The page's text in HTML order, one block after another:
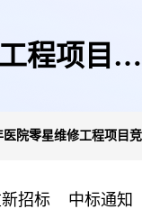
程项目竞
医院零星维修工程项目
招标 中标通知